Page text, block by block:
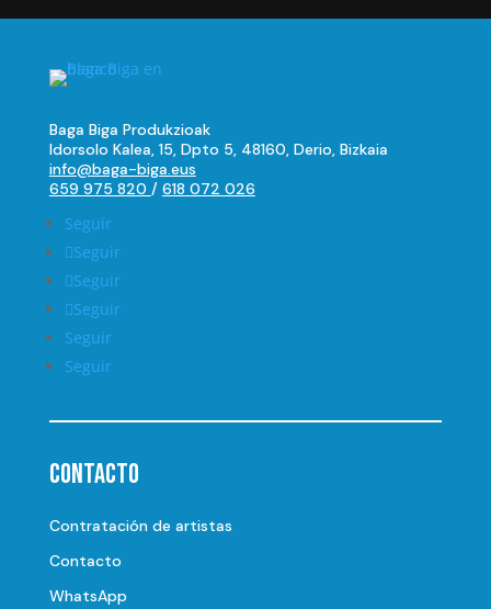
Baga Biga Produkzioak
Idorsolo Kalea, 15, Dpto 5, 48160, Derio, Bizkaia
info@baga-biga.eus
659 975 820 / 618 072 026
Seguir
Seguir
Seguir
Seguir
Seguir
Seguir
Contacto
Contratación de artistas
Contacto
WhatsApp